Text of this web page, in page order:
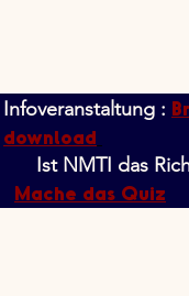
Infoveranstaltung :
download
Ist NMTI das
Mache das Quiz